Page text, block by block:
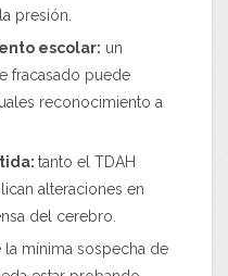
presión.
escolar: un
fracasado puede
reconocimiento a
tanto el TDAH
alteraciones en
del cerebro.
la mínima sospecha de